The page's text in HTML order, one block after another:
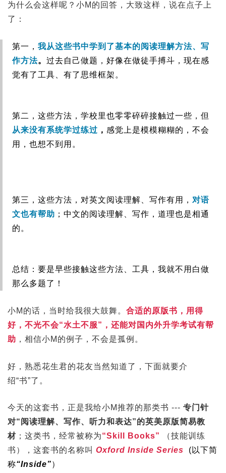
为什么会这样呢？小M的回答，大致这样，说在点子上
了：
第一，我从这些书中学到了基本的阅读理解方法、写
作方法。过去自己做题，好像在做徒手搏斗，现在感
觉有了工具、有了思维框架。
第二，这些方法，学校里也零零碎碎接触过一些，但
从来没有系统学过练过 ，感觉上是模模糊糊的，不会
用，也想不到用。
第三，这些方法，对英文阅读理解、写作有用， 对语
文也有帮助 ；中文的阅读理解、写作，道理也是相通
的。
总结：要是早些接触这些方法、工具，我就不用白做
那么多题了！
小M的话，当时给我很大鼓舞。 合适的原版书，用得
好，不光不会“水土不服”，还能对国内外升学考试有帮
助 ，相信小M的例子，不会是孤例。
好，熟悉花生君的花友当然知道了，下面就要介
绍“书”了。
今天的这套书，正是我给小M推荐的那类书 --- 专门针
对“阅读理解、写作、听力和表达”的英美原版简易教
材 ；这类书，经常被称为“Skill Books”
（技能训练
书），这套书的名称叫 Oxford Inside Series (以下简
称“Inside”）